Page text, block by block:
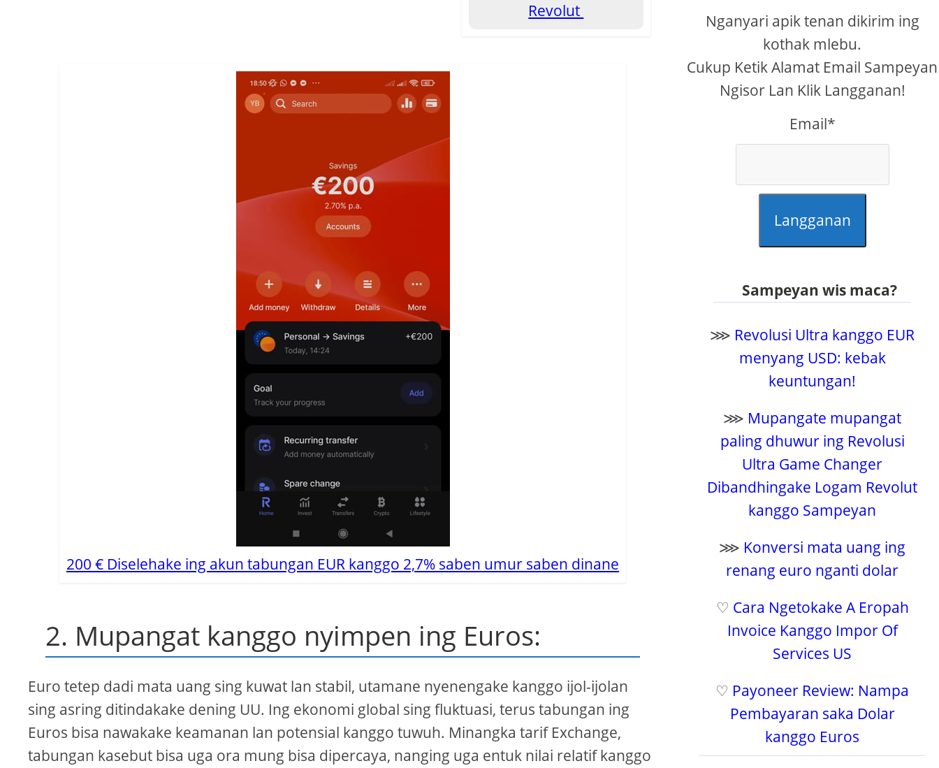
Revolut
200 € Diselehake ing akun tabungan EUR kanggo 2,7% saben umur saben dinane
2. Mupangat kanggo nyimpen ing Euros:
Euro tetep dadi mata uang sing kuwat lan stabil, utamane nyenengake kanggo ijol-ijolan
sing asring ditindakake dening UU. Ing ekonomi global sing fluktuasi, terus tabungan ing
Euros bisa nawakake keamanan lan potensial kanggo tuwuh. Minangka tarif Exchange,
tabungan kasebut bisa uga ora mung bisa dipercaya, nanging uga entuk nilai relatif kanggo
Nganyari apik tenan dikirim ing
kothak mlebu.
Cukup Ketik Alamat Email Sampeyan
Ngisor Lan Klik Langganan!
Email*
Langganan
Sampeyan wis maca?
⋙ Revolusi Ultra kanggo EUR
menyang USD: kebak
keuntungan!
⋙ Mupangate mupangat
paling dhuwur ing Revolusi
Ultra Game Changer
Dibandhingake Logam Revolut
kanggo Sampeyan
⋙ Konversi mata uang ing
renang euro nganti dolar
♡ Cara Ngetokake A Eropah
Invoice Kanggo Impor Of
Services US
♡ Payoneer Review: Nampa
Pembayaran saka Dolar
kanggo Euros